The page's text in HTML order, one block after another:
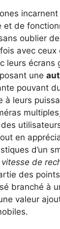
et de
oublier
avec ceux
leurs écrans
une
pouvant
à leurs
en
d’un
vitesse de
des
branché à
valeur